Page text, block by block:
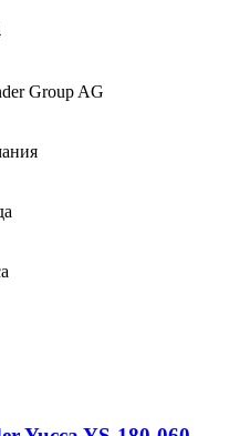
Group AG